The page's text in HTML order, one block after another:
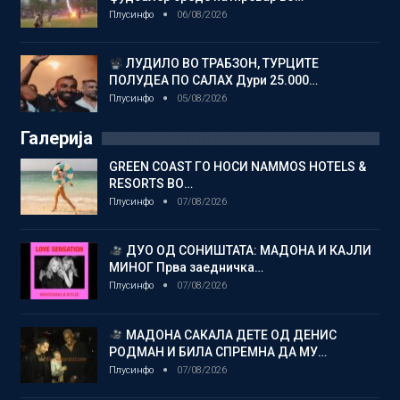
Плусинфо 06/08/2026
ЛУДИЛО ВО ТРАБЗОН, ТУРЦИТЕ
ПОЛУДЕА ПО САЛАХ Дури 25.000…
Плусинфо 05/08/2026
Галерија
GREEN COAST ГО НОСИ NAMMOS HOTELS &
RESORTS ВО…
Плусинфо 07/08/2026
ДУО ОД СОНИШТАТА: МАДОНА И КАЈЛИ
МИНОГ Прва заедничка…
Плусинфо 07/08/2026
МАДОНА САКАЛА ДЕТЕ ОД ДЕНИС
РОДМАН И БИЛА СПРЕМНА ДА МУ…
Плусинфо 07/08/2026